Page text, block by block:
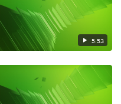
5:53